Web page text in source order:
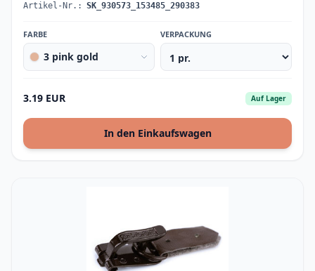
Artikel-Nr.: SK_930573_153485_290383
FARBE
3 pink gold
VERPACKUNG
3.19 EUR Auf Lager
In den Einkaufswagen